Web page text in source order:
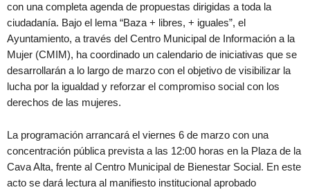
con una completa agenda de propuestas dirigidas a toda la
ciudadanía. Bajo el lema “Baza + libres, + iguales”, el
Ayuntamiento, a través del Centro Municipal de Información a la
Mujer (CMIM), ha coordinado un calendario de iniciativas que se
desarrollarán a lo largo de marzo con el objetivo de visibilizar la
lucha por la igualdad y reforzar el compromiso social con los
derechos de las mujeres.
La programación arrancará el viernes 6 de marzo con una
concentración pública prevista a las 12:00 horas en la Plaza de la
Cava Alta, frente al Centro Municipal de Bienestar Social. En este
acto se dará lectura al manifiesto institucional aprobado